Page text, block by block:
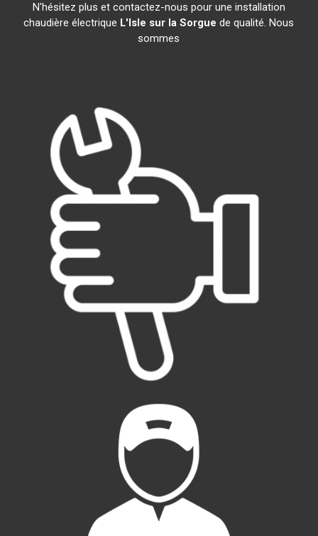
N'hésitez plus et contactez-nous pour une installation
chaudière électrique L'Isle sur la Sorgue de qualité. Nous
sommes